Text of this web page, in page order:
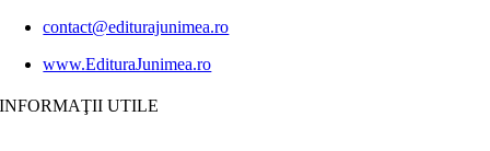
contact@editurajunimea.ro
www.EdituraJunimea.ro
INFORMAŢII UTILE